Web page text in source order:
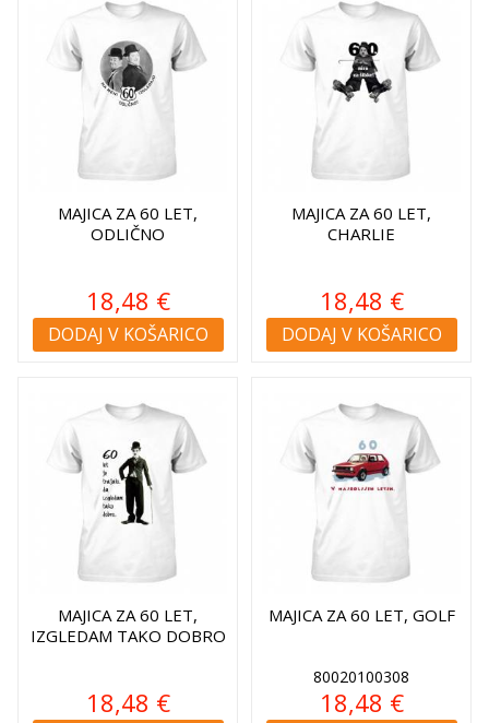
MAJICA ZA 60 LET,
ODLIČNO
18,48 €
DODAJ V KOŠARICO
MAJICA ZA 60 LET,
CHARLIE
18,48 €
DODAJ V KOŠARICO
MAJICA ZA 60 LET,
IZGLEDAM TAKO DOBRO
18,48 €
MAJICA ZA 60 LET, GOLF
80020100308
18,48 €